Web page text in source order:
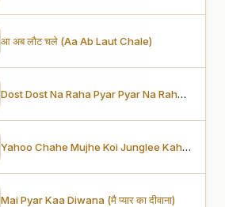
आ अब लौट चले (Aa Ab Laut Chale)
Dost Dost Na Raha Pyar Pyar Na Raha (दोस्त दोस्त ना रहा, प्यार प्यार ना रहा)
Yahoo Chahe Mujhe Koi Junglee Kahen (याहू चाहे कोई मुझे जंगली कहे)
Mai Pyar Kaa Diwana (मै प्यार का दीवाना)